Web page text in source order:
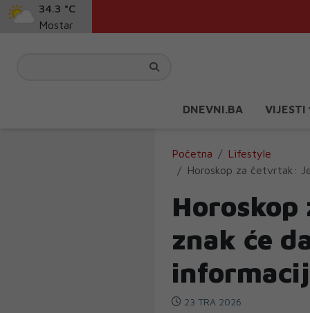
34.3 °C
Mostar
DNEVNI.BA VIJESTI
Početna
Lifestyle
Horoskop za četvrtak:
znak će
23 TRA 2026